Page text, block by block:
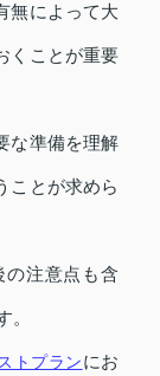
無によって大
くことが重要
な準備を理解
ことが求めら
注意点も含
。
トプランにお